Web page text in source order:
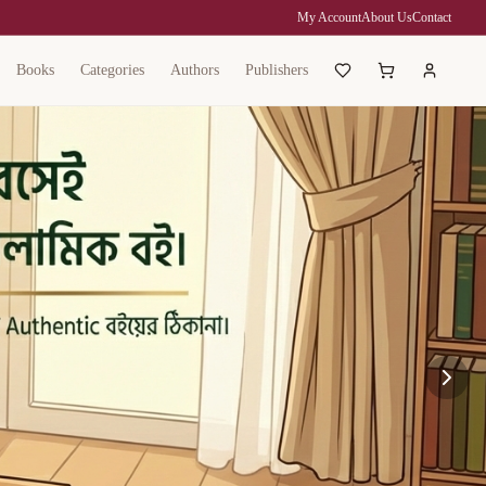
My AccountAbout UsContact
Books Categories Authors Publishers